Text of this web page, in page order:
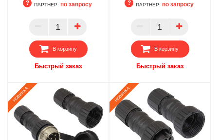
ПАРТНЕР
ПАРТНЕР: по запросу
В корзину
Быстрый заказ
ПАРТНЕР
ПАРТНЕР: по запросу
В корзину
Быстрый заказ